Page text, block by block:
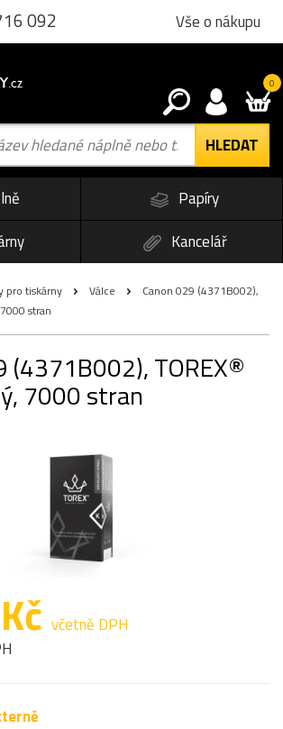
092 Vše o nákupu
0
Papíry
Kancelář
pro tiskárny Válce
Canon 029 (4371B002),
stran
(4371B002), TOREX®
7000 stran
včetně DPH